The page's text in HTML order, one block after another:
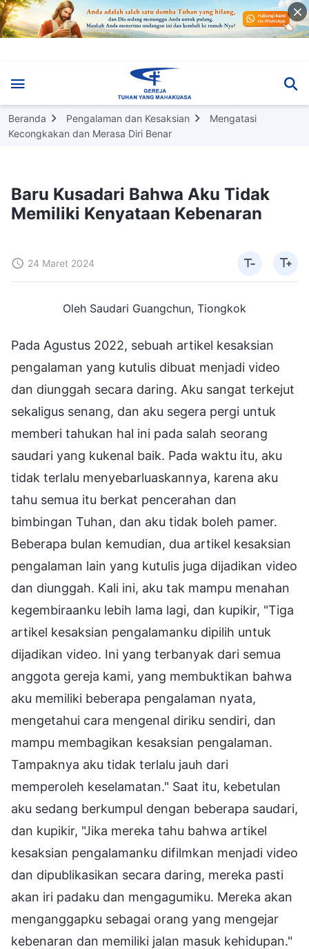
Beranda Pengalaman dan Kesaksian
Mengatasi
Kecongkakan dan Merasa Diri Benar
Baru Kusadari Bahwa Aku Tidak
Memiliki Kenyataan Kebenaran
24 Maret 2024
Oleh Saudari Guangchun, Tiongkok
Pada Agustus 2022, sebuah artikel kesaksian
pengalaman yang kutulis dibuat menjadi video
dan diunggah secara daring. Aku sangat terkejut
sekaligus senang, dan aku segera pergi untuk
memberi tahukan hal ini pada salah seorang
saudari yang kukenal baik. Pada waktu itu, aku
tidak terlalu menyebarluaskannya, karena aku
tahu semua itu berkat pencerahan dan
bimbingan Tuhan, dan aku tidak boleh pamer.
Beberapa bulan kemudian, dua artikel kesaksian
pengalaman lain yang kutulis juga dijadikan video
dan diunggah. Kali ini, aku tak mampu menahan
kegembiraanku lebih lama lagi, dan kupikir, "Tiga
artikel kesaksian pengalamanku dipilih untuk
dijadikan video. Ini yang terbanyak dari semua
anggota gereja kami, yang membuktikan bahwa
aku memiliki beberapa pengalaman nyata,
mengetahui cara mengenal diriku sendiri, dan
mampu membagikan kesaksian pengalaman.
Tampaknya aku tidak terlalu jauh dari
memperoleh keselamatan." Saat itu, kebetulan
aku sedang berkumpul dengan beberapa saudari,
dan kupikir, "Jika mereka tahu bahwa artikel
kesaksian pengalamanku difilmkan menjadi video
dan dipublikasikan secara daring, mereka pasti
akan iri padaku dan mengagumiku. Mereka akan
menganggapku sebagai orang yang mengejar
kebenaran dan memiliki jalan masuk kehidupan."